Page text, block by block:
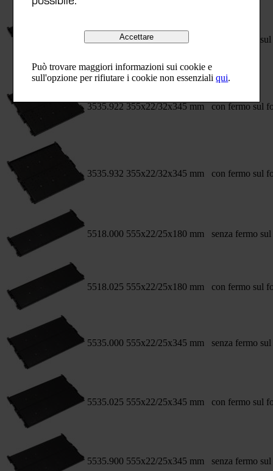
Accettare
Può trovare maggiori informazioni sui cookie e
sull'opzione per rifiutare i cookie non essenzialiqui.
3535.900 355x22/32x345 mm senza fermo
3535.922 355x22/32x345 mm con fermo sul
3535.932 355x22/32x345 mm con fermo sul
5518.000 555x22/25x180 mm senza fermo
5518.025 555x22/25x180 mm con fermo sul
5535.000 555x22/25x345 mm senza fermo
5535.025 555x22/25x345 mm con fermo sul
5535.900 555x22/25x345 mm senza fermo